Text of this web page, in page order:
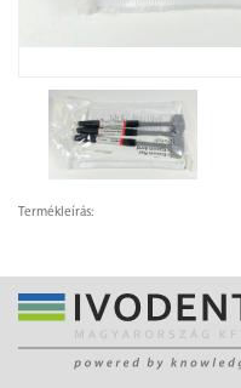
Termékleírás: